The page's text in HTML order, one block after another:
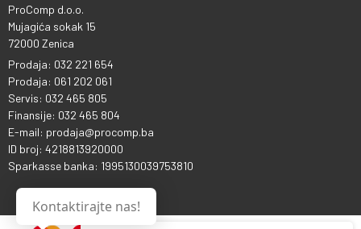
ProComp d.o.o.
Mujagića sokak 15
72000 Zenica
Prodaja: 032 221 654
Prodaja: 061 202 061
Servis: 032 465 805
Finansije: 032 465 804
E-mail: prodaja@procomp.ba
ID broj: 4218813920000
Sparkasse banka: 1995130039753810
Kontaktirajte nas!